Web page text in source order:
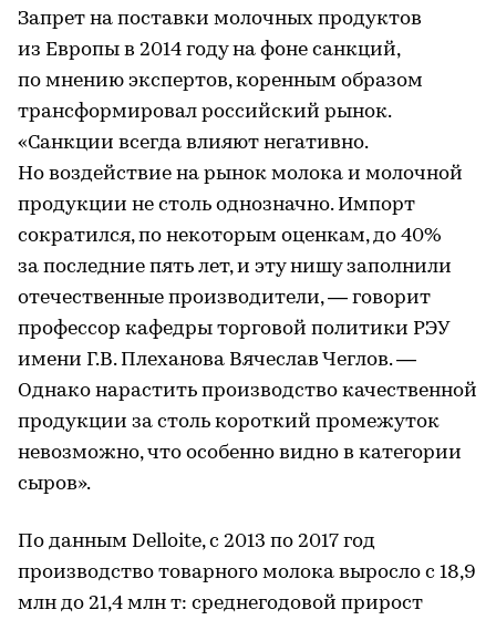
Запрет на поставки молочных продуктов
из Европы в 2014 году на фоне санкций,
по мнению экспертов, коренным образом
трансформировал российский рынок.
«Санкции всегда влияют негативно.
Но воздействие на рынок молока и молочной
продукции не столь однозначно. Импорт
сократился, по некоторым оценкам, до 40%
за последние пять лет, и эту нишу заполнили
отечественные производители, — говорит
профессор кафедры торговой политики РЭУ
имени Г.В. Плеханова Вячеслав Чеглов. —
Однако нарастить производство качественной
продукции за столь короткий промежуток
невозможно, что особенно видно в категории
сыров».
По данным Delloite, с 2013 по 2017 год
производство товарного молока выросло с 18,9
млн до 21,4 млн т: среднегодовой прирост